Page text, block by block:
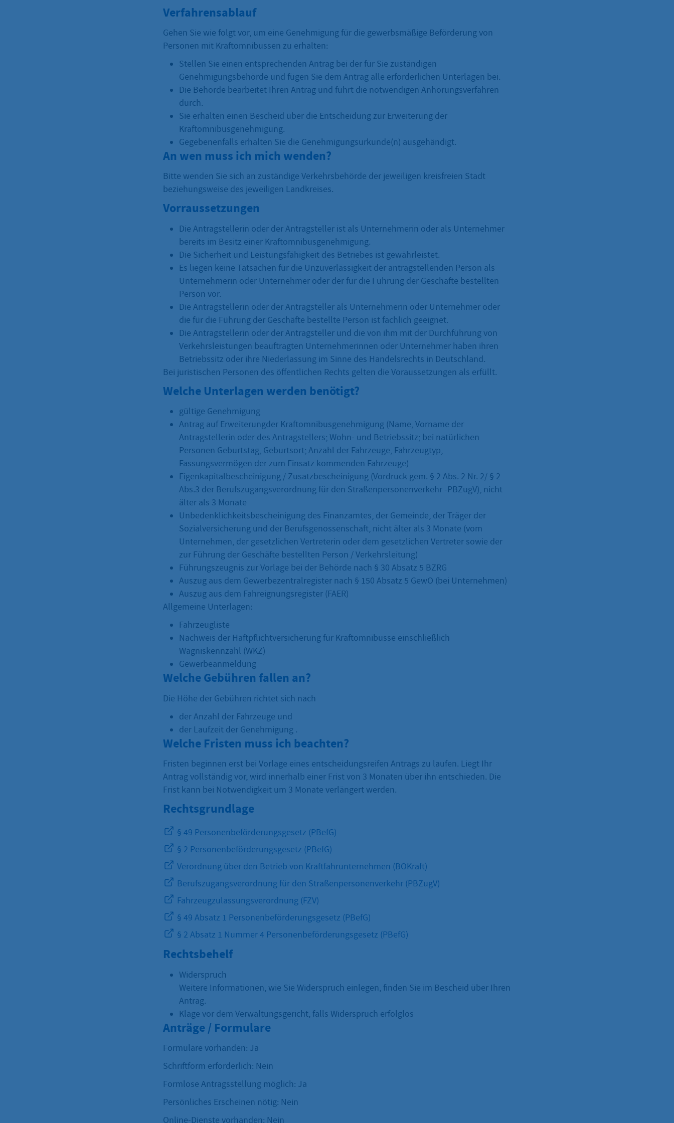
Verfahrensablauf
Gehen Sie wie folgt vor, um eine Genehmigung für die gewerbsmäßige Beförderung von
Personen mit Kraftomnibussen zu erhalten:
Stellen Sie einen entsprechenden Antrag bei der für Sie zuständigen
Genehmigungsbehörde und fügen Sie dem Antrag alle erforderlichen Unterlagen bei.
Die Behörde bearbeitet Ihren Antrag und führt die notwendigen Anhörungsverfahren
durch.
Sie erhalten einen Bescheid über die Entscheidung zur Erweiterung der
Kraftomnibusgenehmigung.
Gegebenenfalls erhalten Sie die Genehmigungsurkunde(n) ausgehändigt.
An wen muss ich mich wenden?
Bitte wenden Sie sich an zuständige Verkehrsbehörde der jeweiligen kreisfreien Stadt
beziehungsweise des jeweiligen Landkreises.
Vorraussetzungen
Die Antragstellerin oder der Antragsteller ist als Unternehmerin oder als Unternehmer
bereits im Besitz einer Kraftomnibusgenehmigung.
Die Sicherheit und Leistungsfähigkeit des Betriebes ist gewährleistet.
Es liegen keine Tatsachen für die Unzuverlässigkeit der antragstellenden Person als
Unternehmerin oder Unternehmer oder der für die Führung der Geschäfte bestellten
Person vor.
Die Antragstellerin oder der Antragsteller als Unternehmerin oder Unternehmer oder
die für die Führung der Geschäfte bestellte Person ist fachlich geeignet.
Die Antragstellerin oder der Antragsteller und die von ihm mit der Durchführung von
Verkehrsleistungen beauftragten Unternehmerinnen oder Unternehmer haben ihren
Betriebssitz oder ihre Niederlassung im Sinne des Handelsrechts in Deutschland.
Bei juristischen Personen des öffentlichen Rechts gelten die Voraussetzungen als erfüllt.
Welche Unterlagen werden benötigt?
gültige Genehmigung
Antrag auf Erweiterungder Kraftomnibusgenehmigung (Name, Vorname der
Antragstellerin oder des Antragstellers; Wohn- und Betriebssitz; bei natürlichen
Personen Geburtstag, Geburtsort; Anzahl der Fahrzeuge, Fahrzeugtyp,
Fassungsvermögen der zum Einsatz kommenden Fahrzeuge)
Eigenkapitalbescheinigung / Zusatzbescheinigung (Vordruck gem. § 2 Abs. 2 Nr. 2/ § 2
Abs.3 der Berufszugangsverordnung für den Straßenpersonenverkehr -PBZugV), nicht
älter als 3 Monate
Unbedenklichkeitsbescheinigung des Finanzamtes, der Gemeinde, der Träger der
Sozialversicherung und der Berufsgenossenschaft, nicht älter als 3 Monate (vom
Unternehmen, der gesetzlichen Vertreterin oder dem gesetzlichen Vertreter sowie der
zur Führung der Geschäfte bestellten Person / Verkehrsleitung)
Führungszeugnis zur Vorlage bei der Behörde nach § 30 Absatz 5 BZRG
Auszug aus dem Gewerbezentralregister nach § 150 Absatz 5 GewO (bei Unternehmen)
Auszug aus dem Fahreignungsregister (FAER)
Allgemeine Unterlagen:
Fahrzeugliste
Nachweis der Haftpflichtversicherung für Kraftomnibusse einschließlich
Wagniskennzahl (WKZ)
Gewerbeanmeldung
Welche Gebühren fallen an?
Die Höhe der Gebühren richtet sich nach
der Anzahl der Fahrzeuge und
der Laufzeit der Genehmigung .
Welche Fristen muss ich beachten?
Fristen beginnen erst bei Vorlage eines entscheidungsreifen Antrags zu laufen. Liegt Ihr
Antrag vollständig vor, wird innerhalb einer Frist von 3 Monaten über ihn entschieden. Die
Frist kann bei Notwendigkeit um 3 Monate verlängert werden.
Rechtsgrundlage
§ 49 Personenbeförderungsgesetz (PBefG)
§ 2 Personenbeförderungsgesetz (PBefG)
Verordnung über den Betrieb von Kraftfahrunternehmen (BOKraft)
Berufszugangsverordnung für den Straßenpersonenverkehr (PBZugV)
Fahrzeugzulassungsverordnung (FZV)
§ 49 Absatz 1 Personenbeförderungsgesetz (PBefG)
§ 2 Absatz 1 Nummer 4 Personenbeförderungsgesetz (PBefG)
Rechtsbehelf
Widerspruch
Weitere Informationen, wie Sie Widerspruch einlegen, finden Sie im Bescheid über Ihren
Antrag.
Klage vor dem Verwaltungsgericht, falls Widerspruch erfolglos
Anträge / Formulare
Formulare vorhanden: Ja
Schriftform erforderlich: Nein
Formlose Antragsstellung möglich: Ja
Persönliches Erscheinen nötig: Nein
Online-Dienste vorhanden: Nein